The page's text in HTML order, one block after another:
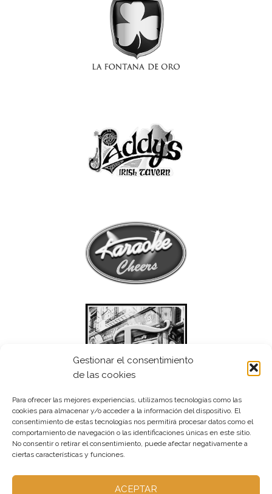
Gestionar el consentimiento
de las cookies
Para ofrecer las mejores experiencias, utilizamos tecnologías como las
cookies para almacenar y/o acceder a la información del dispositivo. El
consentimiento de estas tecnologías nos permitirá procesar datos como el
comportamiento de navegación o las identificaciones únicas en este sitio.
No consentir o retirar el consentimiento, puede afectar negativamente a
ciertas características y funciones.
ACEPTAR